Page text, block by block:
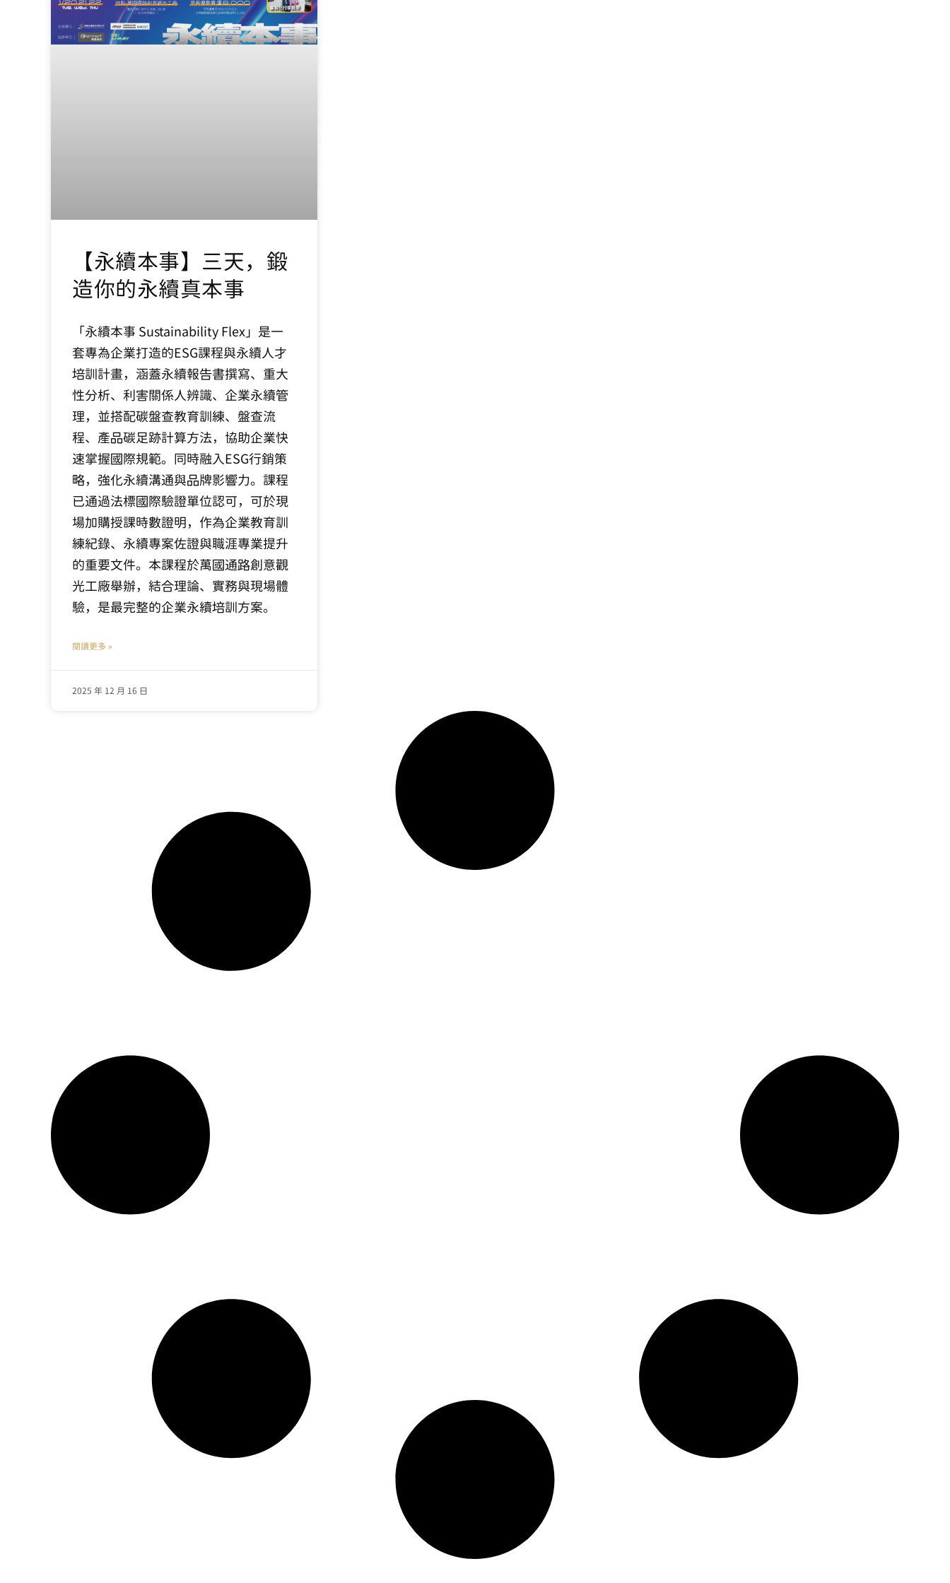
【永續本事】三天，鍛
造你的永續真本事
「永續本事 Sustainability Flex」是一
套專為企業打造的ESG課程與永續人才
培訓計畫，涵蓋永續報告書撰寫、重大
性分析、利害關係人辨識、企業永續管
理，並搭配碳盤查教育訓練、盤查流
程、產品碳足跡計算方法，協助企業快
速掌握國際規範。同時融入ESG行銷策
略，強化永續溝通與品牌影響力。課程
已通過法標國際驗證單位認可，可於現
場加購授課時數證明，作為企業教育訓
練紀錄、永續專案佐證與職涯專業提升
的重要文件。本課程於萬國通路創意觀
光工廠舉辦，結合理論、實務與現場體
驗，是最完整的企業永續培訓方案。
閱讀更多 »
2025 年 12 月 16 日